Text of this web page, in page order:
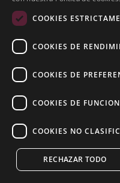
COOKIES
COOKIES DE
COOKIES DE
COOKIES DE
COOKIES NO
RECHAZAR TODO